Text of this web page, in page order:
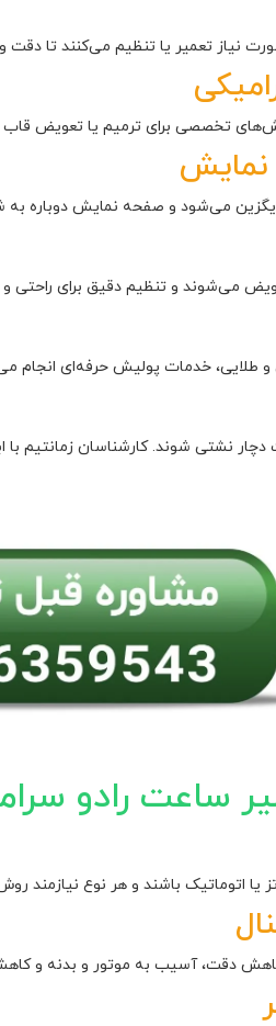
نیاز تعمیر یا تنظیم می‌کنند تا دقت و
تخصصی برای ترمیم یا تعویض
می‌شود و صفحه نمایش دوباره به
می‌شوند و تنظیم دقیق برای راحتی
و طلایی، خدمات پولیش حرفه‌ای
نشتی شوند. کارشناسان زمانتیم با
ساعت رادو
یا اتوماتیک باشند و هر نوع نیازمند
کاهش دقت، آسیب به موتور و بدنه و